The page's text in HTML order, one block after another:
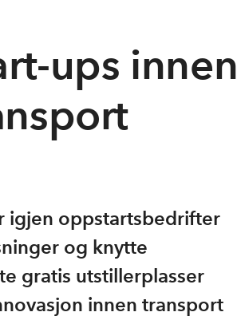
ups innen
igjen oppstartsbedrifter
og knytte
gratis utstillerplasser
innen transport